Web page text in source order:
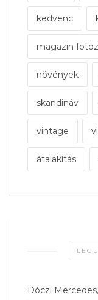
kedvenc
magazin
növények
skandináv
vintage
átalakítás
Dóczi